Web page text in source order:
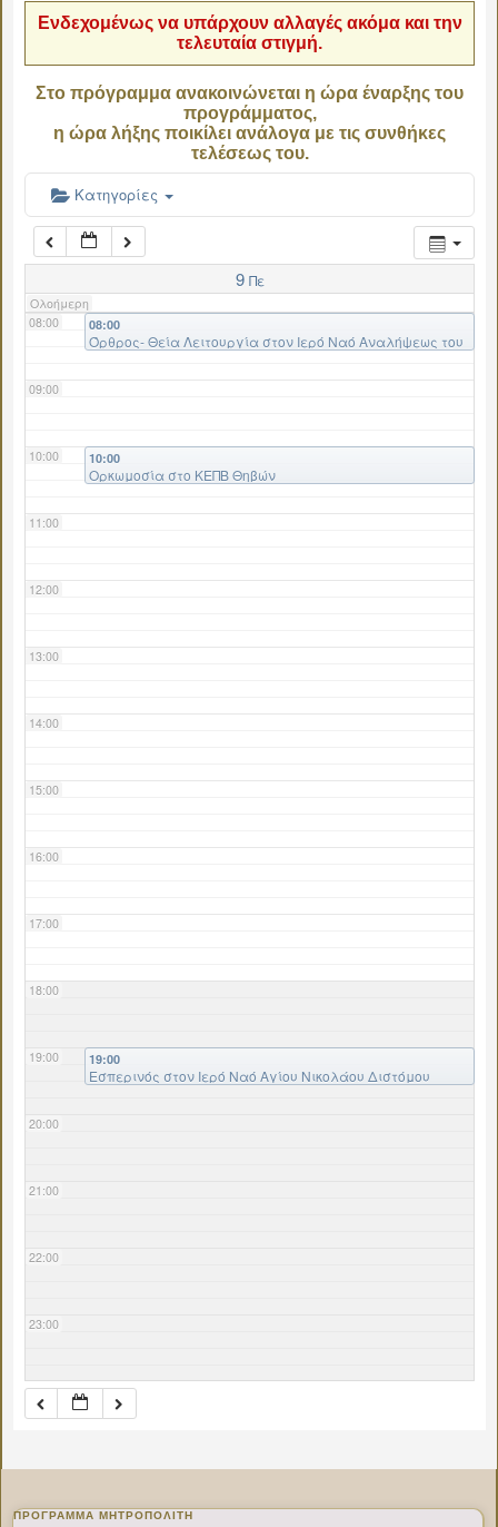
Ενδεχομένως να υπάρχουν αλλαγές ακόμα και την
τελευταία στιγμή.
Στο πρόγραμμα ανακοινώνεται η ώρα έναρξης του
προγράμματος,
η ώρα λήξης ποικίλει ανάλογα με τις συνθήκες
τελέσεως του.
Κατηγορίες
9 Πε
Ολοήμερη
06:00
07:00
08:00
09:00
10:00
11:00
12:00
13:00
14:00
15:00
16:00
17:00
18:00
19:00
20:00
21:00
22:00
23:00
08:00
Όρθρος- Θεία Λειτουργία στον Ιερό Ναό Αναλήψεως του
10:00
Ορκωμοσία στο ΚΕΠΒ Θηβών
19:00
Εσπερινός στον Ιερό Ναό Αγίου Νικολάου Διστόμου
ΠΡΌΓΡΑΜΜΑ ΜΗΤΡΟΠΟΛΊΤΗ